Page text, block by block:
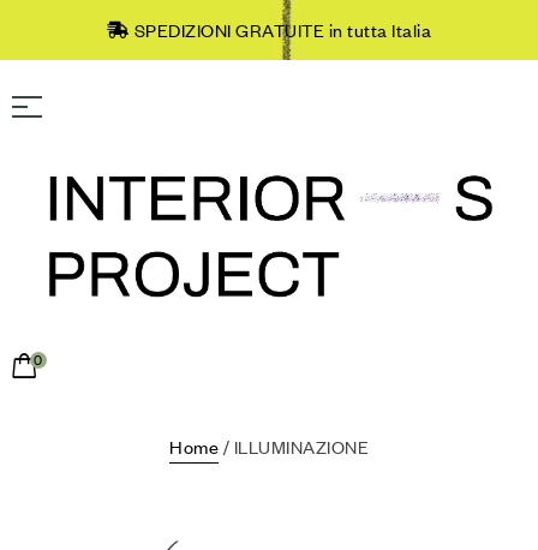
SPEDIZIONI GRATUITE in tutta Italia
0
Home / ILLUMINAZIONE